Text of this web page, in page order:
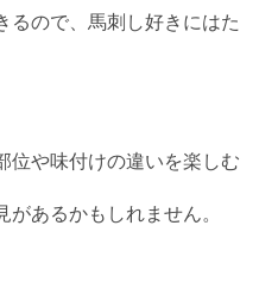
るので、馬刺し好きにはた
位や味付けの違いを楽しむ
あるかもしれません。